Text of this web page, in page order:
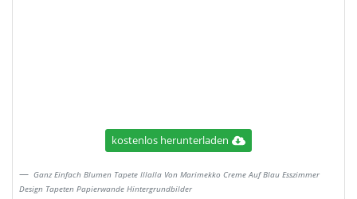
kostenlos herunterladen
Ganz Einfach Blumen Tapete Illalla Von Marimekko Creme Auf Blau Esszimmer
Design Tapeten Papierwande Hintergrundbilder